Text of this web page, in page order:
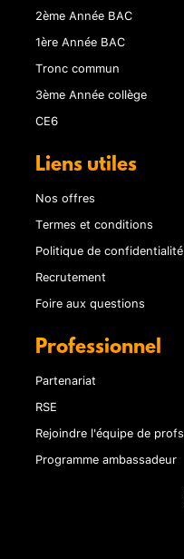
2ème Année BAC
1ère Année BAC
Tronc commun
3ème Année collège
CE6
Liens utiles
Nos offres
Termes et conditions
Politique de confidentialité
Recrutement
Foire aux questions
Professionnel
Partenariat
RSE
Rejoindre l'équipe de profs
Programme ambassadeur